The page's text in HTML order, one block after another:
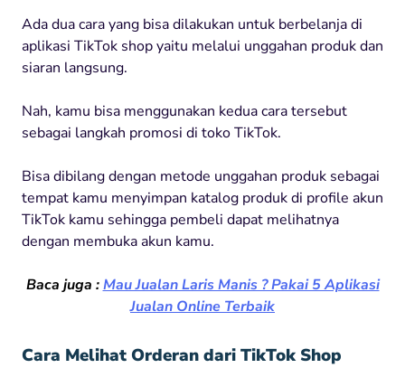
Ada dua cara yang bisa dilakukan untuk berbelanja di
aplikasi TikTok shop yaitu melalui unggahan produk dan
siaran langsung.
Nah, kamu bisa menggunakan kedua cara tersebut
sebagai langkah promosi di toko TikTok.
Bisa dibilang dengan metode unggahan produk sebagai
tempat kamu menyimpan katalog produk di profile akun
TikTok kamu sehingga pembeli dapat melihatnya
dengan membuka akun kamu.
Baca juga :Mau Jualan Laris Manis ? Pakai 5 Aplikasi
Jualan Online Terbaik
Cara Melihat Orderan dari TikTok Shop